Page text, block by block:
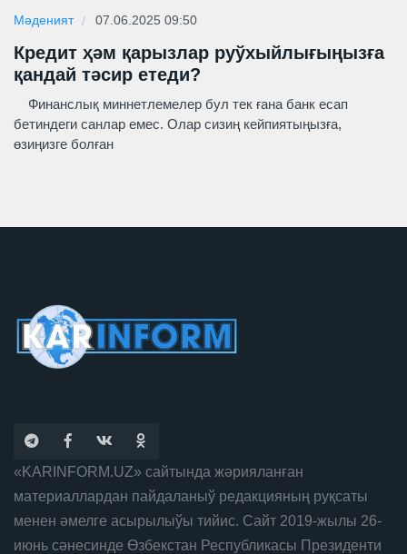
Мәденият 07.06.2025 09:50
Кредит ҳәм қарызлар руўхыйлығыңызға
қандай тәсир етеди?
Финанслық миннетлемелер бул тек ғана банк есап
бетиндеги санлар емес. Олар сизиң кейпиятыңызға,
өзиңизге болған
«KARINFORM.UZ» сайтында жәрияланған
материаллардан пайдаланыў редакцияның руқсаты
менен әмелге асырылыўы тийис. Сайт 2019-жылы 26-
июнь сәнесинде Өзбекстан Республикасы Президенти